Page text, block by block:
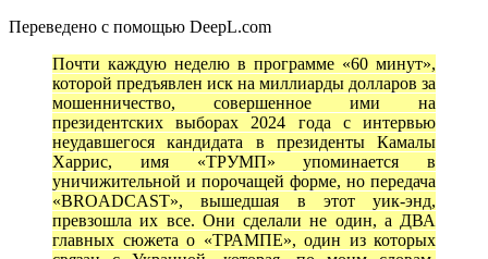
Переведено с помощью DeepL.com
Почти каждую неделю в программе «60 минут»,
которой предъявлен иск на миллиарды долларов за
мошенничество, совершенное ими на
президентских выборах 2024 года с интервью
неудавшегося кандидата в президенты Камалы
Харрис, имя «ТРУМП» упоминается в
уничижительной и порочащей форме, но передача
«BROADCAST», вышедшая в этот уик-энд,
превзошла их все. Они сделали не один, а ДВА
главных сюжета о «ТРАМПЕ», один из которых